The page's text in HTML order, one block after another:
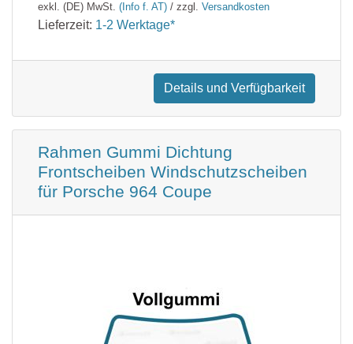
exkl. (DE) MwSt. (Info f. AT) / zzgl. Versandkosten
Lieferzeit: 1-2 Werktage*
Details und Verfügbarkeit
Rahmen Gummi Dichtung
Frontscheiben Windschutzscheiben
für Porsche 964 Coupe